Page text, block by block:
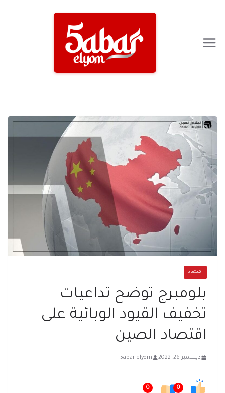
اقتصاد
بلومبرج توضح تداعيات
تخفيف القيود الوبائية على
اقتصاد الصين
ديسمبر 26, 2022 5abar-elyom
0
0